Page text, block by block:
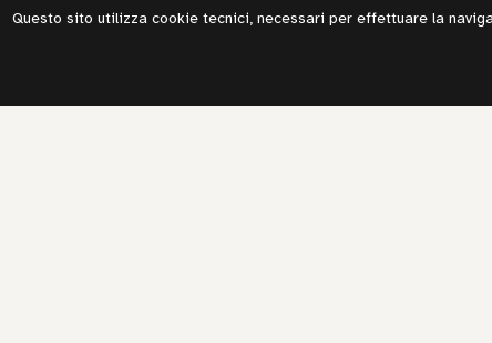
Questo sito utilizza cookie tecnici, necessari per effettuare la